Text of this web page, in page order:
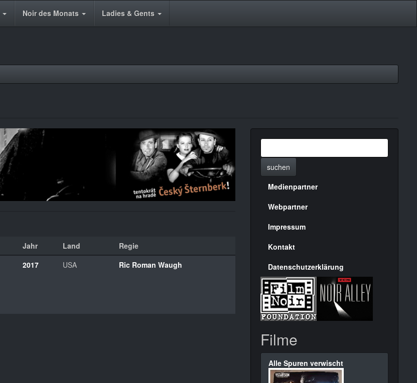
Noir des Monats Ladies & Gents
Jahr Land Regie
2017 USA Ric Roman Waugh
suchen
Menülinks
rechte
Seite
Medienpartner
Webpartner
Impressum
Kontakt
Datenschutzerklärung
Filme
Alle Spuren verwischt